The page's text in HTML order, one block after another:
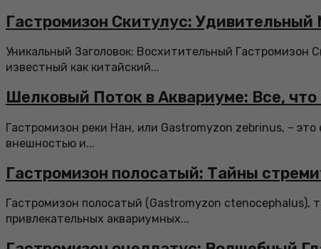
Гастромизон Скитулус:
Уникальный Заголовок: Восхитительный
известный как китайский...
Шелковый Поток в Аквариуме: Все,
Гастромизон реки Нан, или Gastromyzon zebrinus, –
внешностью и...
Гастромизон полосатый: Тайны
Гастромизон полосатый (Gastromyzon ctenocephalus),
привлекательных аквариумных...